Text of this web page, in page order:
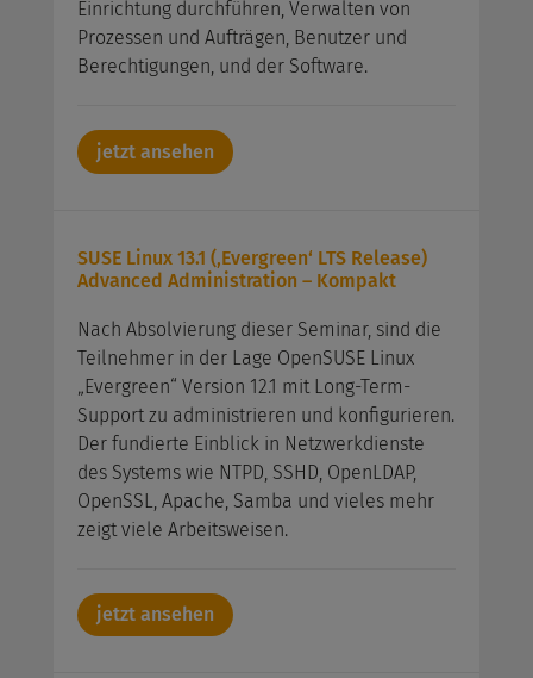
Einrichtung durchführen, Verwalten von
Prozessen und Aufträgen, Benutzer und
Berechtigungen, und der Software.
jetzt ansehen
SUSE Linux 13.1 (‚Evergreen‘ LTS Release)
Advanced Administration – Kompakt
Nach Absolvierung dieser Seminar, sind die
Teilnehmer in der Lage OpenSUSE Linux
„Evergreen“ Version 12.1 mit Long-Term-
Support zu administrieren und konfigurieren.
Der fundierte Einblick in Netzwerkdienste
des Systems wie NTPD, SSHD, OpenLDAP,
OpenSSL, Apache, Samba und vieles mehr
zeigt viele Arbeitsweisen.
jetzt ansehen